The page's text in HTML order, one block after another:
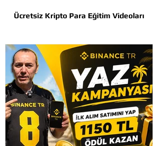
Ücretsiz Kripto Para Eğitim Videoları